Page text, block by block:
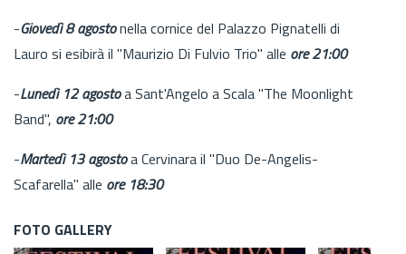
-Giovedì 8 agostonella cornice del Palazzo Pignatelli di
Lauro si esibirà il "Maurizio Di Fulvio Trio" alle ore 21:00
-Lunedì 12 agostoa Sant'Angelo a Scala "The Moonlight
Band", ore 21:00
-Martedì 13 agostoa Cervinara il "Duo De-Angelis-
Scafarella" alle ore 18:30
FOTO GALLERY